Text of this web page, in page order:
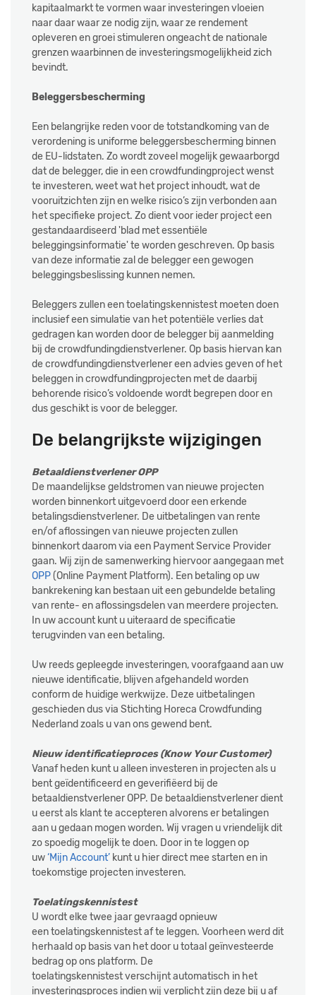
kapitaalmarkt te vormen waar investeringen vloeien
naar daar waar ze nodig zijn, waar ze rendement
opleveren en groei stimuleren ongeacht de nationale
grenzen waarbinnen de investeringsmogelijkheid zich
bevindt.
Beleggersbescherming
Een belangrijke reden voor de totstandkoming van de
verordening is uniforme beleggersbescherming binnen
de EU-lidstaten. Zo wordt zoveel mogelijk gewaarborgd
dat de belegger, die in een crowdfundingproject wenst
te investeren, weet wat het project inhoudt, wat de
vooruitzichten zijn en welke risico’s zijn verbonden aan
het specifieke project. Zo dient voor ieder project een
gestandaardiseerd 'blad met essentiële
beleggingsinformatie' te worden geschreven. Op basis
van deze informatie zal de belegger een gewogen
beleggingsbeslissing kunnen nemen.
Beleggers zullen een toelatingskennistest moeten doen
inclusief een simulatie van het potentiële verlies dat
gedragen kan worden door de belegger bij aanmelding
bij de crowdfundingdienstverlener. Op basis hiervan kan
de crowdfundingdienstverlener een advies geven of het
beleggen in crowdfundingprojecten met de daarbij
behorende risico’s voldoende wordt begrepen door en
dus geschikt is voor de belegger.
De belangrijkste wijzigingen
Betaaldienstverlener OPP
De maandelijkse geldstromen van nieuwe projecten
worden binnenkort uitgevoerd door een erkende
betalingsdienstverlener. De uitbetalingen van rente
en/of aflossingen van nieuwe projecten zullen
binnenkort daarom via een Payment Service Provider
gaan. Wij zijn de samenwerking hiervoor aangegaan met
OPP(Online Payment Platform). Een betaling op uw
bankrekening kan bestaan uit een gebundelde betaling
van rente- en aflossingsdelen van meerdere projecten.
In uw account kunt u uiteraard de specificatie
terugvinden van een betaling.
Uw reeds gepleegde investeringen, voorafgaand aan uw
nieuwe identificatie, blijven afgehandeld worden
conform de huidige werkwijze. Deze uitbetalingen
geschieden dus via Stichting Horeca Crowdfunding
Nederland zoals u van ons gewend bent.
Nieuw identificatieproces (Know Your Customer)
Vanaf heden kunt u alleen investeren in projecten als u
bent geïdentificeerd en geverifiëerd bij de
betaaldienstverlener OPP. De betaaldienstverlener dient
u eerst als klant te accepteren alvorens er betalingen
aan u gedaan mogen worden. Wij vragen u vriendelijk dit
zo spoedig mogelijk te doen. Door in te loggen op
uw‘Mijn Account’ kunt u hier direct mee starten en in
toekomstige projecten investeren.
Toelatingskennistest
U wordt elke twee jaar gevraagd opnieuw
een toelatingskennistest af te leggen. Voorheen werd dit
herhaald op basis van het door u totaal geïnvesteerde
bedrag op ons platform. De
toelatingskennistest verschijnt automatisch in het
investeringsproces indien wij verplicht zijn deze bij u af